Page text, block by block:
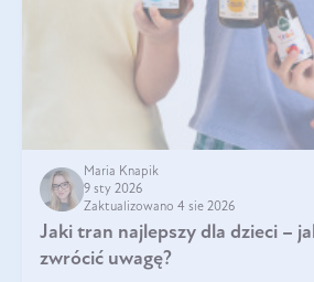
Maria Knapik
9 sty 2026
Zaktualizowano 4 sie 2026
Jaki tran najlepszy dla dzieci –
zwrócić uwagę?